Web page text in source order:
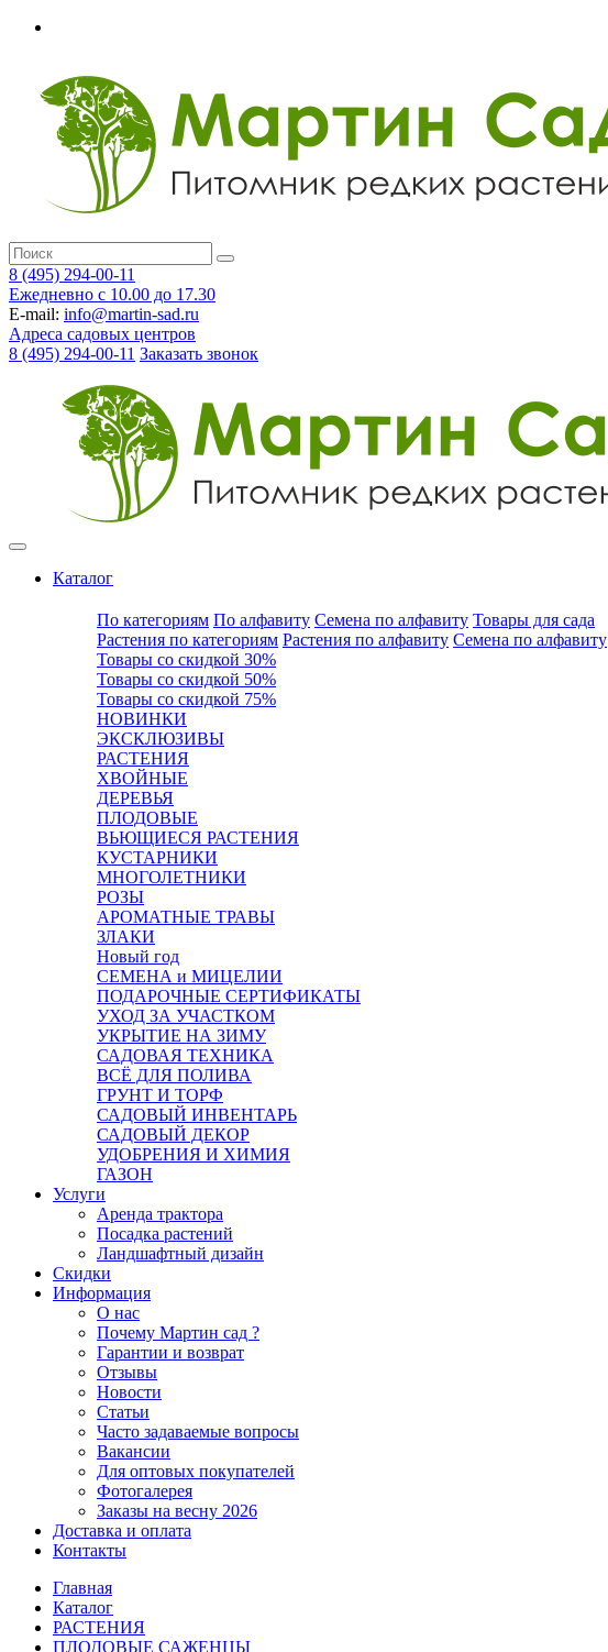
8 (495) 294-00-11
Ежедневно с 10.00 до 17.30
E-mail: info@martin-sad.ru
Адреса садовых центров
8 (495) 294-00-11 Заказать звонок
Каталог
По категориям По алфавиту Семена по алфавиту Товары для сада
Растения по категориям Растения по алфавиту Семена по алфавиту
Товары со скидкой 30%
Товары со скидкой 50%
Товары со скидкой 75%
НОВИНКИ
ЭКСКЛЮЗИВЫ
РАСТЕНИЯ
ХВОЙНЫЕ
ДЕРЕВЬЯ
ПЛОДОВЫЕ
ВЬЮЩИЕСЯ РАСТЕНИЯ
КУСТАРНИКИ
МНОГОЛЕТНИКИ
РОЗЫ
АРОМАТНЫЕ ТРАВЫ
ЗЛАКИ
Новый год
СЕМЕНА и МИЦЕЛИИ
ПОДАРОЧНЫЕ СЕРТИФИКАТЫ
УХОД ЗА УЧАСТКОМ
УКРЫТИЕ НА ЗИМУ
САДОВАЯ ТЕХНИКА
ВСЁ ДЛЯ ПОЛИВА
ГРУНТ И ТОРФ
САДОВЫЙ ИНВЕНТАРЬ
САДОВЫЙ ДЕКОР
УДОБРЕНИЯ И ХИМИЯ
ГАЗОН
Услуги
Аренда трактора
Посадка растений
Ландшафтный дизайн
Скидки
Информация
О нас
Почему Мартин сад ?
Гарантии и возврат
Отзывы
Новости
Статьи
Часто задаваемые вопросы
Вакансии
Для оптовых покупателей
Фотогалерея
Заказы на весну 2026
Доставка и оплата
Контакты
Главная
Каталог
РАСТЕНИЯ
ПЛОДОВЫЕ САЖЕНЦЫ